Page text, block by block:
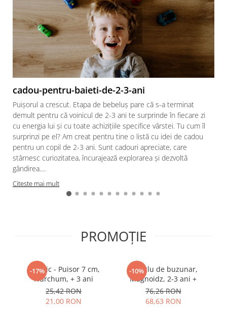
cadou-pentru-baieti-de-2-3-ani
Puișorul a crescut. Etapa de bebeluș pare că s-a terminat
demult pentru că voinicul de 2-3 ani te surprinde în fiecare zi
cu energia lui și cu toate achizițiile specifice vârstei. Tu cum îl
surprinzi pe el? Am creat pentru tine o listă cu idei de cadou
pentru un copil de 2-3 ani. Sunt cadouri apreciate, care
stârnesc curiozitatea, încurajează explorarea și dezvoltă
gândirea....
Citeste mai mult
PROMOȚIE
-17%
Ou mic - Puisor 7 cm,
Nurchum, + 3 ani
25,42 RON
21,00 RON
-10%
Binoclu de buzunar,
Magnoidz, 2-3 ani +
76,26 RON
68,63 RON